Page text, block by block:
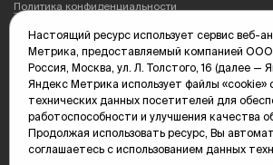
Политика конфиденциальности
Редакция: 625035, Тюмень, пр.
(3452) 68-89-05
edit@vsluh.ru
Главный редактор: Панкина Т.Ю.
kika@vsluh.ru
По вопросам рекламы:
Настоящий ресурс использует сервис веб-
Метрика, предоставляемый компанией ООО
Россия, Москва, ул. Л. Толстого, 16 (далее —
Яндекс Метрика использует файлы «cookie»
технических данных посетителей для
работоспособности и улучшения качества
Продолжая использовать ресурс, Вы
соглашаетесь с использованием данных